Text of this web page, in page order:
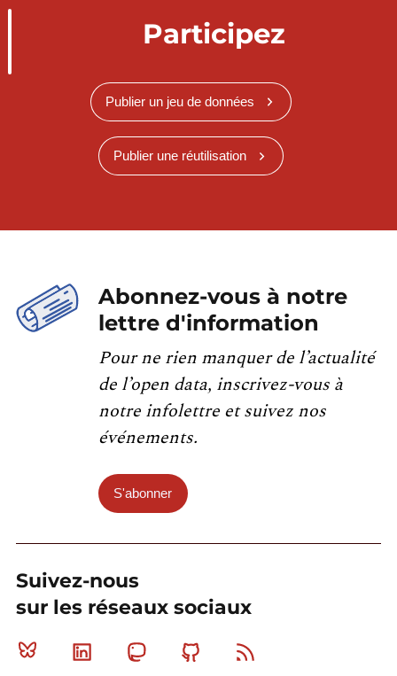
Participez
Publier un jeu de données
Publier une réutilisation
Abonnez-vous à notre
lettre d'information
Pour ne rien manquer de l’actualité
de l’open data, inscrivez-vous à
notre infolettre et suivez nos
événements.
S'abonner
Suivez-nous
sur les réseaux sociaux
Bluesky Linkedin MastodonGithub